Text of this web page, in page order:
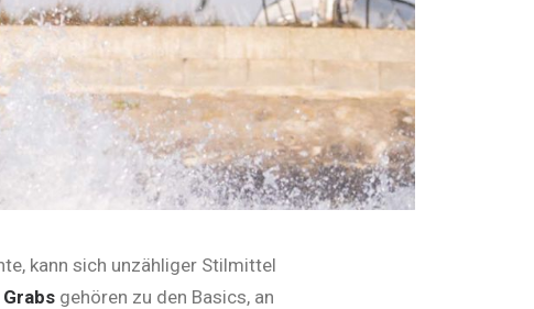
kann sich unzähliger Stilmittel
Grabs gehören zu den Basics, an